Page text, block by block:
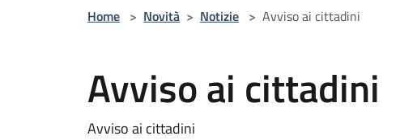
Home > Novità > Notizie > Avviso ai cittadini
Avviso ai cittadini
Avviso ai cittadini